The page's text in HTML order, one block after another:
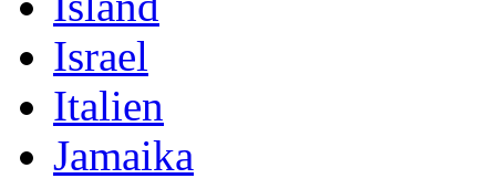
Israel
Italien
Jamaika